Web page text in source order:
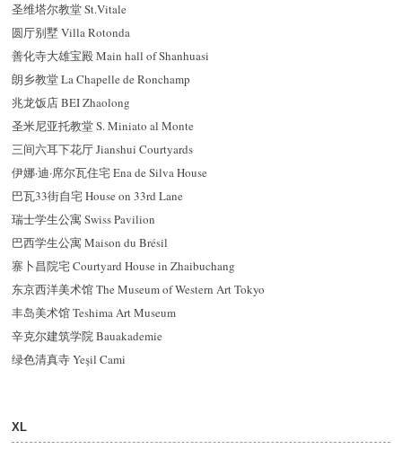
圣维塔尔教堂 St.Vitale
圆厅别墅 Villa Rotonda
善化寺大雄宝殿 Main hall of Shanhuasi
朗乡教堂 La Chapelle de Ronchamp
兆龙饭店 BEI Zhaolong
圣米尼亚托教堂 S. Miniato al Monte
三间六耳下花厅 Jianshui Courtyards
伊娜·迪·席尔瓦住宅 Ena de Silva House
巴瓦33街自宅 House on 33rd Lane
瑞士学生公寓 Swiss Pavilion
巴西学生公寓 Maison du Brésil
寨卜昌院宅 Courtyard House in Zhaibuchang
东京西洋美术馆 The Museum of Western Art Tokyo
丰岛美术馆 Teshima Art Museum
辛克尔建筑学院 Bauakademie
绿色清真寺 Yeşil Cami
XL